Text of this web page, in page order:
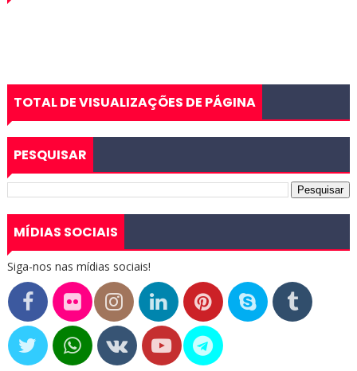
TOTAL DE VISUALIZAÇÕES DE PÁGINA
PESQUISAR
MÍDIAS SOCIAIS
Siga-nos nas mídias sociais!